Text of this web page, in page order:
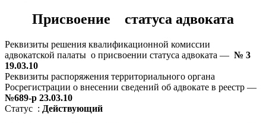
Присвоение статуса адвоката
Реквизиты решения квалификационной комиссии
адвокатской палаты о присвоении статуса адвоката — № 3
19.03.10
Реквизиты распоряжения территориального органа
Росрегистрации о внесении сведений об адвокате в реестр —
№689-р 23.03.10
Статус : Действующий